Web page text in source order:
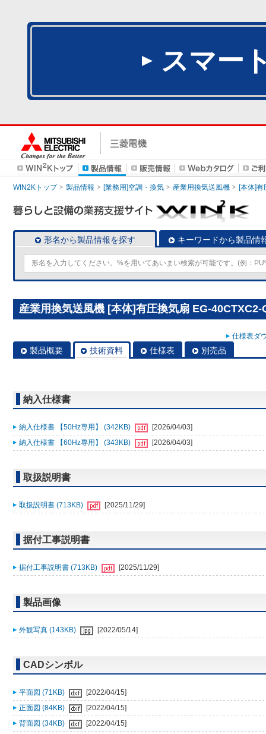
スマー
WIN2Kトップ 製品情報 [業務用]空調・換気 産業用換気送風機 [本体]有
形名から製品情報を探す キーワードから製品情
産業用換気送風機 [本体]有圧換気扇 EG-40CTXC2-
仕様表ダ
製品概要 技術資料 仕様表 別売品
納入仕様書
納入仕様書 【50Hz専用】 (342KB)
[2026/04/03]
納入仕様書 【60Hz専用】 (343KB)
[2026/04/03]
取扱説明書
取扱説明書 (713KB) [2025/11/29]
据付工事説明書
据付工事説明書 (713KB) [2025/11/29]
製品画像
外観写真 (143KB) [2022/05/14]
CADシンボル
平面図 (71KB)
[2022/04/15]
正面図 (84KB)
[2022/04/15]
背面図 (34KB)
[2022/04/15]